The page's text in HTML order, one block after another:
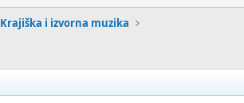
Krajiška i izvorna muzika